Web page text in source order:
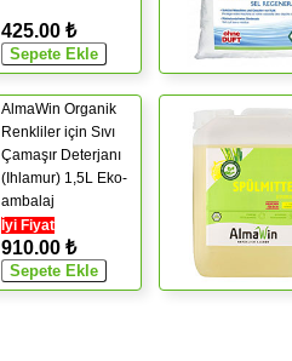
425.00 ₺
AlmaWin Organik
Renkliler için Sıvı
Çamaşır Deterjanı
(Ihlamur) 1,5L Eko-
ambalaj
İyi Fiyat
910.00 ₺